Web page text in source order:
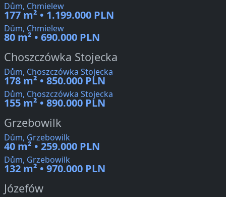
Dům, Chmielew
177 m² • 1.199.000 PLN
Dům, Chmielew
80 m² • 690.000 PLN
Choszczówka Stojecka
Dům, Choszczówka Stojecka
178 m² • 850.000 PLN
Dům, Choszczówka Stojecka
155 m² • 890.000 PLN
Grzebowilk
Dům, Grzebowilk
40 m² • 259.000 PLN
Dům, Grzebowilk
132 m² • 970.000 PLN
Józefów